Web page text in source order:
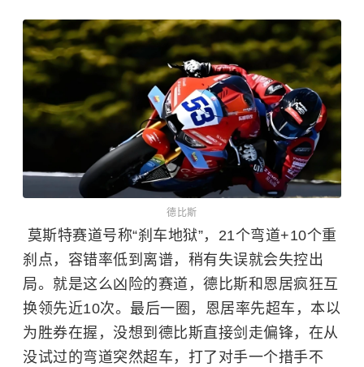
德比斯
莫斯特赛道号称“刹车地狱”，21个弯道+10个重
刹点，容错率低到离谱，稍有失误就会失控出
局。就是这么凶险的赛道，德比斯和恩居疯狂互
换领先近10次。最后一圈，恩居率先超车，本以
为胜券在握，没想到德比斯直接剑走偏锋，在从
没试过的弯道突然超车，打了对手一个措手不